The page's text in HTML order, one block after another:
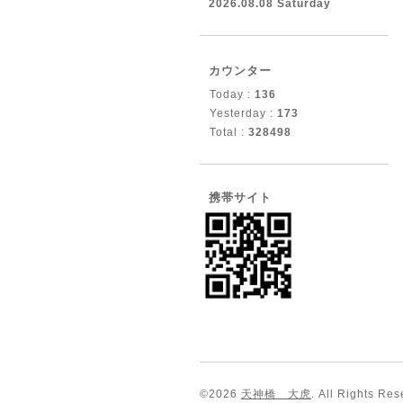
2026.08.08 Saturday
カウンター
Today : 136
Yesterday : 173
Total : 328498
携帯サイト
©2026 天神橋 大虎. All Rights